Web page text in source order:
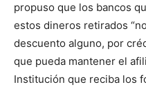
propuso que los bancos
estos dineros retirados
descuento alguno, por
que pueda mantener el
Institución que reciba los